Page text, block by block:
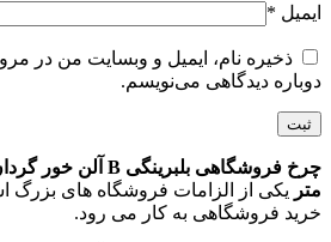
ایمیل *
ذخیره نام، ایمیل و وبسایت من در
دوباره دیدگاهی می‌نویسم.
متر یکی از الزامات فروشگاه های بزرگ
خرید فروشگاهی به کار می رود.